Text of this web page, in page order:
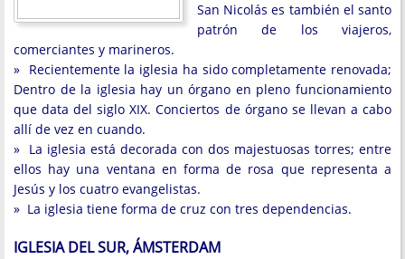
San Nicolás es también el santo
patrón de los viajeros,
comerciantes y marineros.
» Recientemente la iglesia ha sido completamente renovada;
Dentro de la iglesia hay un órgano en pleno funcionamiento
que data del siglo XIX. Conciertos de órgano se llevan a cabo
allí de vez en cuando.
» La iglesia está decorada con dos majestuosas torres; entre
ellos hay una ventana en forma de rosa que representa a
Jesús y los cuatro evangelistas.
» La iglesia tiene forma de cruz con tres dependencias.
IGLESIA DEL SUR, ÁMSTERDAM